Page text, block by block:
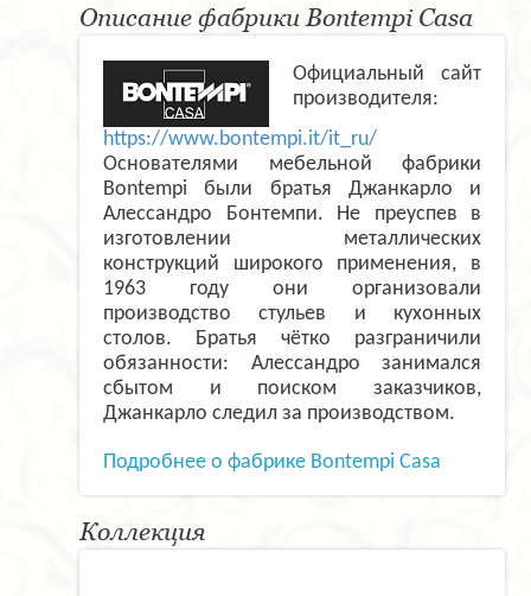
Описание фабрики Bontempi Casa
Официальный сайт
производителя:
https://www.bontempi.it/it_ru/
Основателями мебельной фабрики
Bontempi были братья Джанкарло и
Алессандро Бонтемпи. Не преуспев в
изготовлении металлических
конструкций широкого применения, в
1963 году они организовали
производство стульев и кухонных
столов. Братья чётко разграничили
обязанности: Алессандро занимался
сбытом и поиском заказчиков,
Джанкарло следил за производством.
Подробнее о фабрике Bontempi Casa
Коллекция